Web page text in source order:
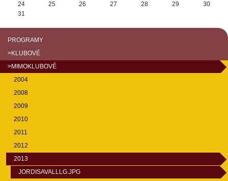
24
25 26 27 28 29
30
31
PROGRAMY
>KLUBOVÉ
>MIMOKLUBOVÉ
2004
2008
2009
2010
2011
2012
2013
JORDISAVALLLG.JPG